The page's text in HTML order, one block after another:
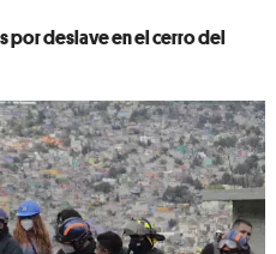
por deslave en el cerro del